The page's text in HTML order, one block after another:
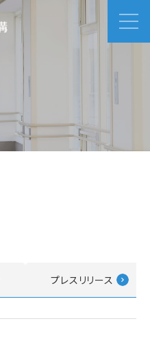
プレスリリース